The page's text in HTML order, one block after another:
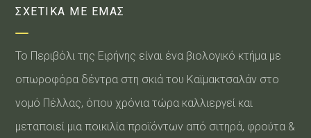
ΣΧΕΤΙΚΑ ΜΕ ΕΜΑΣ
Το Περιβόλι της Ειρήνης είναι ένα βιολογικό κτήμα με
οπωροφόρα δέντρα στη σκιά του Καϊμακτσαλάν στο
νομό Πέλλας, όπου χρόνια τώρα καλλιεργεί και
μεταποιεί μια ποικιλία προϊόντων από σιτηρά, φρούτα &